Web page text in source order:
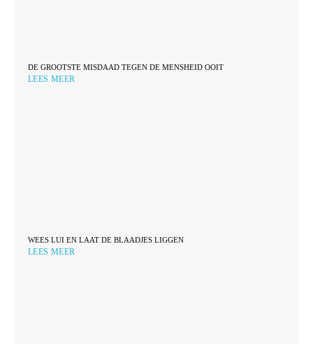
DE GROOTSTE MISDAAD TEGEN DE MENSHEID OOIT
LEES MEER
WEES LUI EN LAAT DE BLAADJES LIGGEN
LEES MEER